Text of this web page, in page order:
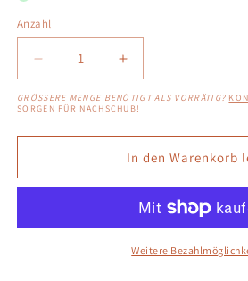
Anzahl
Anzahl
Verringere
die
Menge
Glen
10
Erhöhe
die
Menge
Glen
Garioch
10
2014/2024
Fill
GRÖSSERE MENGE BENÖTIGT ALS VORRÄTIG?
SORGEN FÜR NACHSCHUB!
In den Warenkorb
Weitere